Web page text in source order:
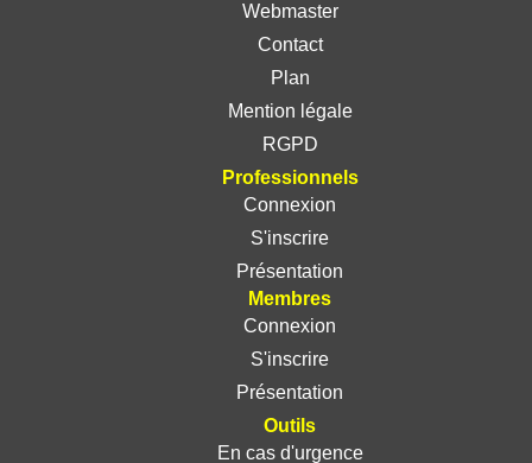
Webmaster
Contact
Plan
Mention légale
RGPD
Professionnels
Connexion
S'inscrire
Présentation
Membres
Connexion
S'inscrire
Présentation
Outils
En cas d'urgence